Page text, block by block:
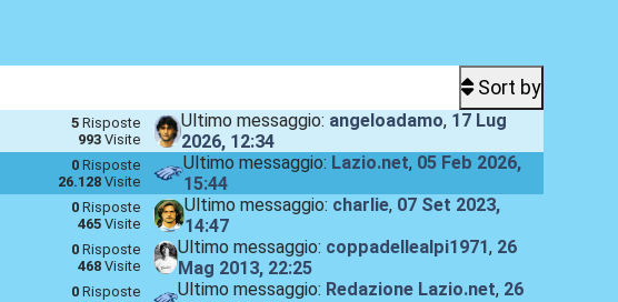
Sort by
5Risposte
993Visite
Ultimo messaggio: angeloadamo, 17 Lug
2026, 12:34
0Risposte
26.128Visite
Ultimo messaggio: Lazio.net, 05 Feb 2026,
15:44
0Risposte
465Visite
Ultimo messaggio: charlie, 07 Set 2023,
14:47
0Risposte
468Visite
Ultimo messaggio: coppadellealpi1971, 26
Mag 2013, 22:25
0Risposte
Ultimo messaggio: Redazione Lazio.net, 26